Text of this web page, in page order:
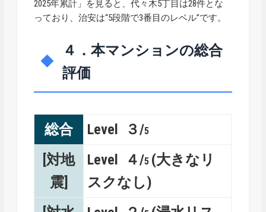
2025年累計」を見ると、代々木5丁目は28件とな
っており、治安は“5段階で3番目のレベル”です。
４．本マンションの総合
評価
総合 Level ３/5
[対地
震]
Level ４/5 (大きなリ
スクなし)